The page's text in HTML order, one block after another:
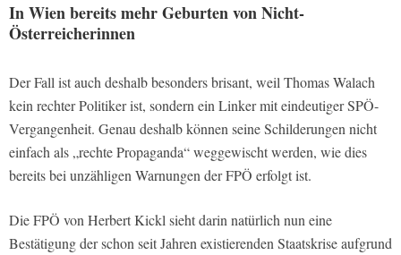
In Wien bereits mehr Geburten von Nicht-
Österreicherinnen
Der Fall ist auch deshalb besonders brisant, weil Thomas Walach
kein rechter Politiker ist, sondern ein Linker mit eindeutiger SPÖ-
Vergangenheit. Genau deshalb können seine Schilderungen nicht
einfach als „rechte Propaganda“ weggewischt werden, wie dies
bereits bei unzähligen Warnungen der FPÖ erfolgt ist.
Die FPÖ von Herbert Kickl sieht darin natürlich nun eine
Bestätigung der schon seit Jahren existierenden Staatskrise aufgrund